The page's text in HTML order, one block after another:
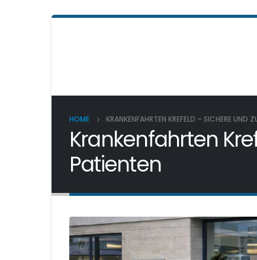
HOME KRANKENFAHRTEN KREFELD – SICHERE UND
Krankenfahrten
Patienten